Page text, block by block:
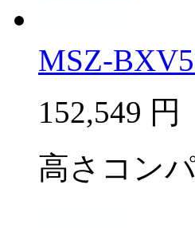
MSZ-
152,549 円
高さコン